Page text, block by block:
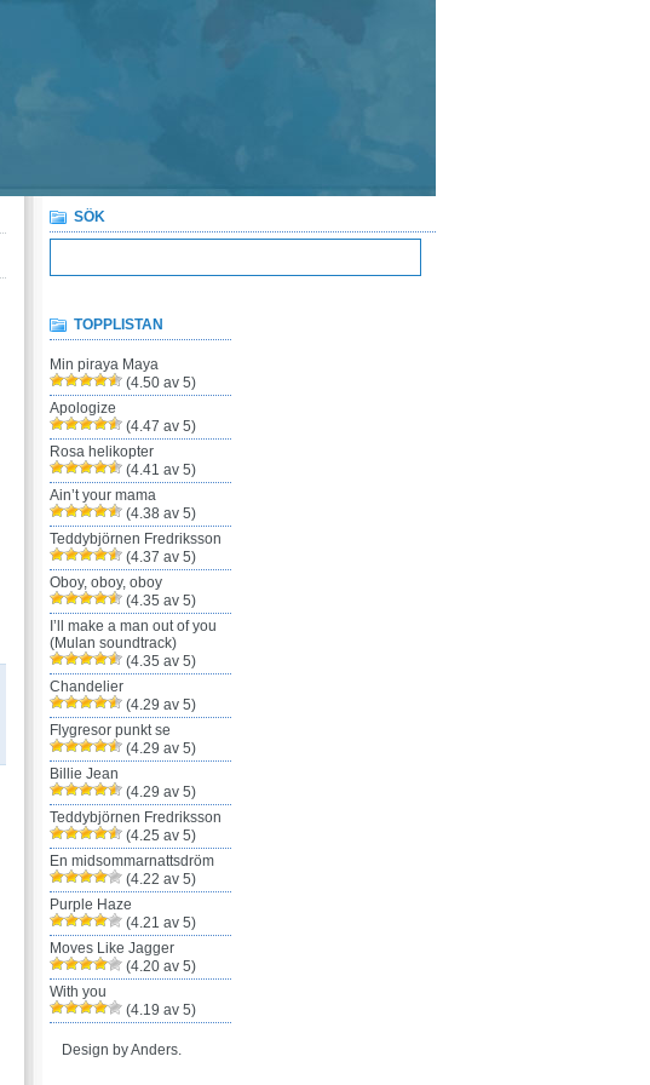
SÖK
TOPPLISTAN
Min piraya Maya
(4.50 av 5)
Apologize
(4.47 av 5)
Rosa helikopter
(4.41 av 5)
Ain’t your mama
(4.38 av 5)
Teddybjörnen Fredriksson
(4.37 av 5)
Oboy, oboy, oboy
(4.35 av 5)
I’ll make a man out of you
(Mulan soundtrack)
(4.35 av 5)
Chandelier
(4.29 av 5)
Flygresor punkt se
(4.29 av 5)
Billie Jean
(4.29 av 5)
Teddybjörnen Fredriksson
(4.25 av 5)
En midsommarnattsdröm
(4.22 av 5)
Purple Haze
(4.21 av 5)
Moves Like Jagger
(4.20 av 5)
With you
(4.19 av 5)
Design by Anders.